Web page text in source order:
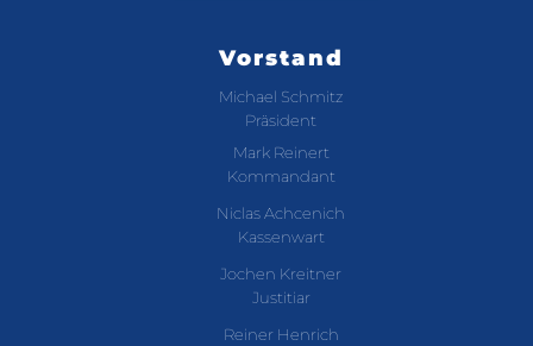
Vorstand
Michael Schmitz
Präsident
Mark Reinert
Kommandant
Niclas Achcenich
Kassenwart
Jochen Kreitner
Justitiar
Reiner Henrich